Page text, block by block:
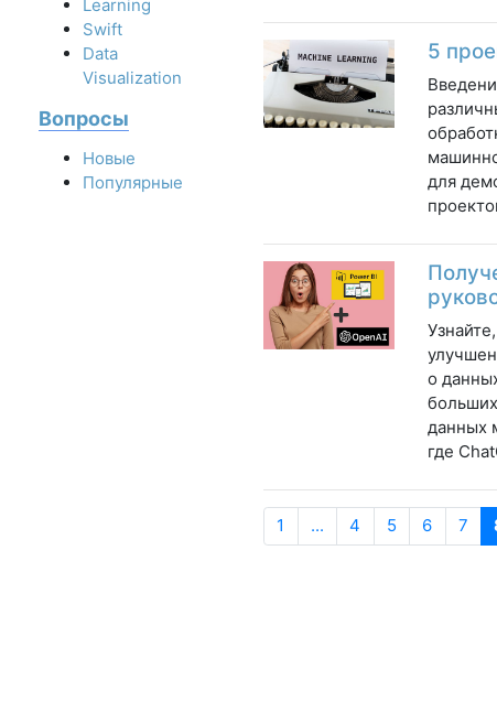
Learning
Swift
Data
Visualization
Вопросы
Новые
Популярные
5
для
о
данных
где
1 ... 4 5 6 7